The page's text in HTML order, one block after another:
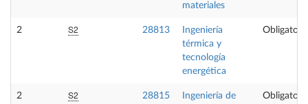
materiales
2 S2 28813
Ingeniería
térmica y
tecnología
energética
Obligatoria
2 S2 28815
Ingeniería de
Obligatoria